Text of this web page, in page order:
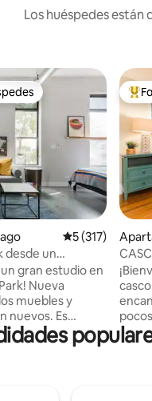
Los huéspedes
preferido
Calificación
5 (317)
desde un
gran estudio en
muebles y
Es
pero también
en un viaje
casco
nivel